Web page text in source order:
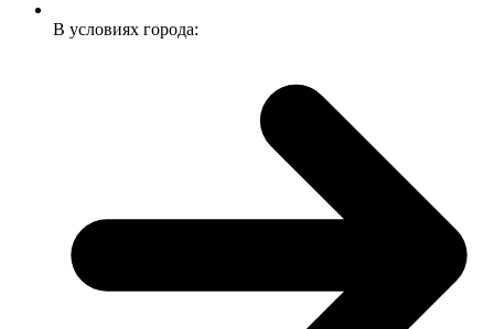
В условиях города: